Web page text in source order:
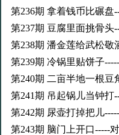
第236期 拿着钱币比碾盘
第237期 豆腐里面挑骨头
第238期 潘金莲给武松敬
第239期 冷锅里贴饼子
第240期 二亩半地一根豆
第241期 吊起锅儿当钟打
第242期 尿壶打掉把儿
第243期 脑门上开口-----